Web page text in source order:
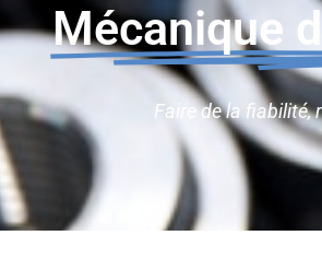
Mécanique
Faire de la fiabilité,